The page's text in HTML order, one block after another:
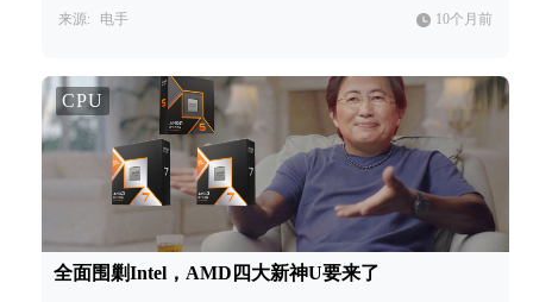
来源: 电手 10个月前
CPU
全面围剿Intel，AMD四大新神U要来了